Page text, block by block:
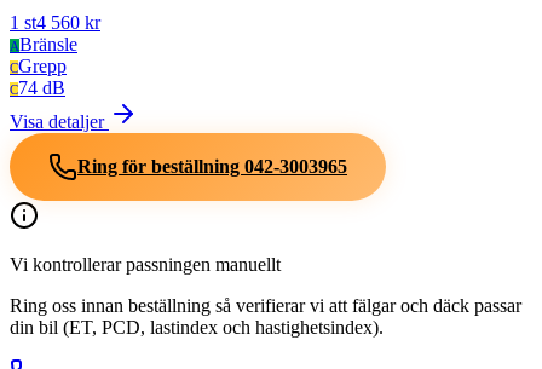
1 st4 560 kr
ABränsle
CGrepp
C74 dB
Visa detaljer
Ring för beställning 042-3003965
Vi kontrollerar passningen manuellt
Ring oss innan beställning så verifierar vi att fälgar och däck passar
din bil (ET, PCD, lastindex och hastighetsindex).